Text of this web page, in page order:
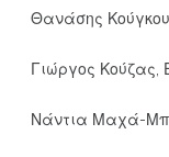
Θανάσης
Γιώργος Κούζας,
Νάντια Μαχά-